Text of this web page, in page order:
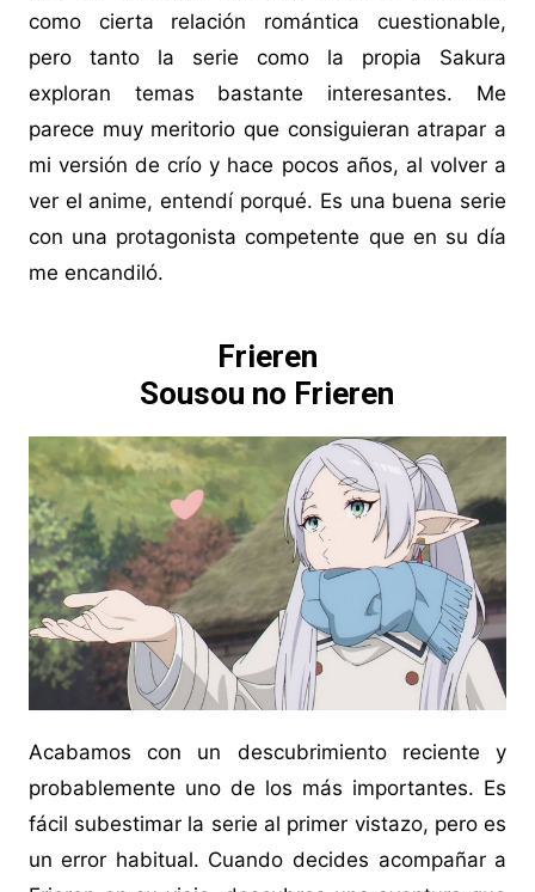
como cierta relación romántica cuestionable,
pero tanto la serie como la propia Sakura
exploran temas bastante interesantes. Me
parece muy meritorio que consiguieran atrapar a
mi versión de crío y hace pocos años, al volver a
ver el anime, entendí porqué. Es una buena serie
con una protagonista competente que en su día
me encandiló.
Frieren
Sousou no Frieren
Acabamos con un descubrimiento reciente y
probablemente uno de los más importantes. Es
fácil subestimar la serie al primer vistazo, pero es
un error habitual. Cuando decides acompañar a